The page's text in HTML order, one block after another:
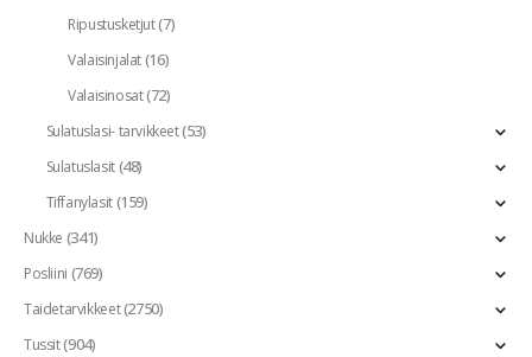
Ripustusketjut(7)
Valaisinjalat(16)
Valaisinosat(72)
Sulatuslasi- tarvikkeet(53)
Sulatuslasit(48)
Tiffanylasit(159)
Nukke (341)
Posliini (769)
Taidetarvikkeet(2750)
Tussit(904)